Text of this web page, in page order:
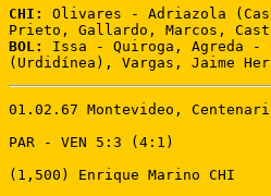
CHI:
Olivares - Adriazola
BOL:
Issa - Quiroga, Agreda -
(Urdidínea), Vargas, Jaime
01.02.67 Montevideo,
PAR - VEN 5:3 (4:1)
(1,500) Enrique Marino CHI